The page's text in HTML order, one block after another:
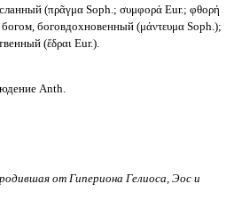
(πρᾶγμα Soph.; συμφορά Eur.; φθορή
боговдохновенный (μάντευμα Soph.);
(ἕδραι Eur.).
Anth.
от Гипериона Гелиоса, Эос и